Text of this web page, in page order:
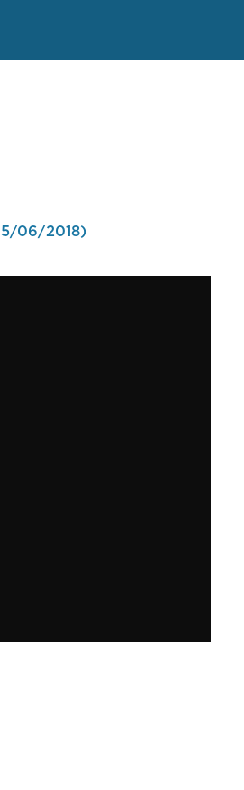
06/2018)